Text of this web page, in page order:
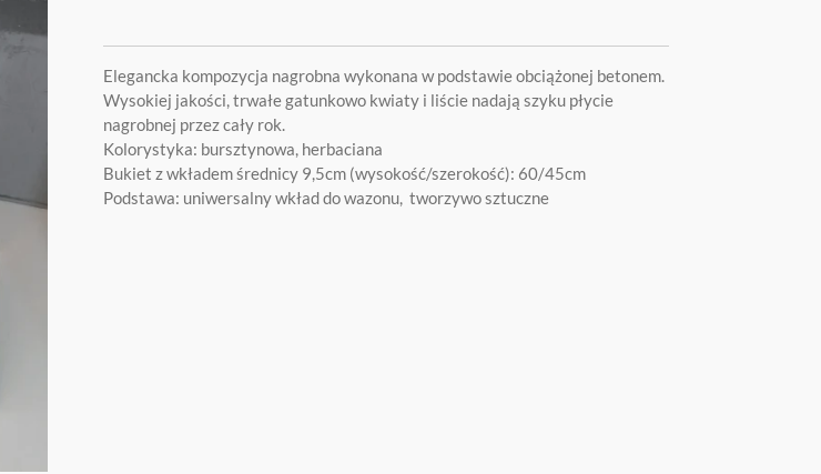
Elegancka kompozycja nagrobna wykonana w podstawie obciążonej betonem.
Wysokiej jakości, trwałe gatunkowo kwiaty i liście nadają szyku płycie
nagrobnej przez cały rok.
Kolorystyka: bursztynowa, herbaciana
Bukiet z wkładem średnicy 9,5cm (wysokość/szerokość): 60/45cm
Podstawa: uniwersalny wkład do wazonu, tworzywo sztuczne